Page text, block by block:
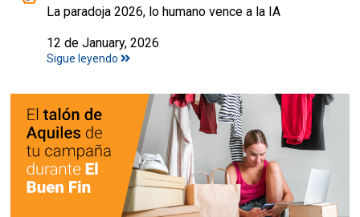
La paradoja 2026, lo humano vence a la IA
12 de January, 2026
Sigue leyendo